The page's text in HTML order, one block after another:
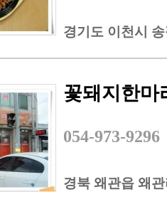
경기도 이천시
꽃돼지한마
054-973-9296
경북 왜관읍 왜